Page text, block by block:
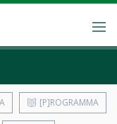
[P]ROGRAMMA